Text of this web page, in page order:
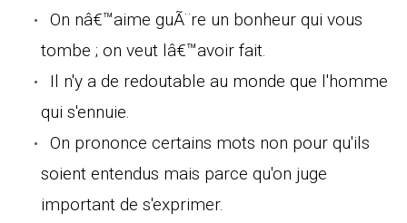
On nâ€™aime guÃ¨re un bonheur qui vous
tombe ; on veut lâ€™avoir fait.
Il n'y a de redoutable au monde que l'homme
qui s'ennuie.
On prononce certains mots non pour qu'ils
soient entendus mais parce qu'on juge
important de s'exprimer.